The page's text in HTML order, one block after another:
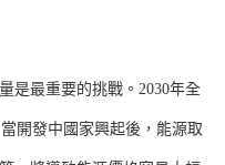
是最重要的挑戰。2030年全
開發中國家興起後，能源取